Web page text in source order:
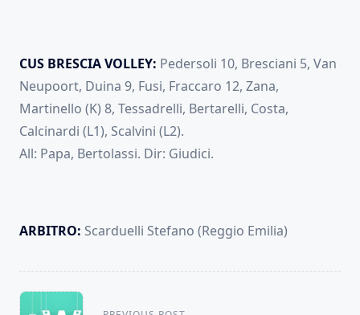
CUS BRESCIA VOLLEY: Pedersoli 10, Bresciani 5, Van
Neupoort, Duina 9, Fusi, Fraccaro 12, Zana,
Martinello (K) 8, Tessadrelli, Bertarelli, Costa,
Calcinardi (L1), Scalvini (L2).
All: Papa, Bertolassi. Dir: Giudici.
ARBITRO: Scarduelli Stefano (Reggio Emilia)
<span